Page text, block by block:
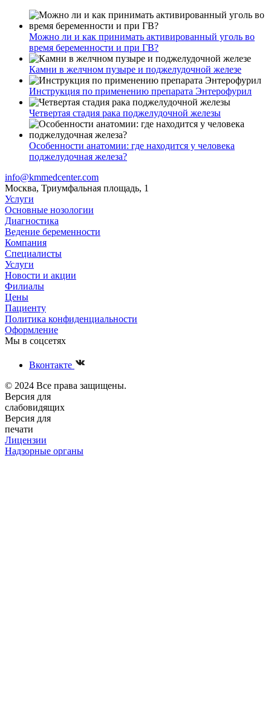
Можно ли и как принимать активированный уголь во
время беременности и при ГВ?
Камни в желчном пузыре и поджелудочной железе
Инструкция по применению препарата Энтерофурил
Четвертая стадия рака поджелудочной железы
Особенности анатомии: где находится у человека
поджелудочная железа?
info@kmmedcenter.com
Москва, Триумфальная площадь, 1
Услуги
Основные нозологии
Диагностика
Ведение беременности
Компания
Специалисты
Услуги
Новости и акции
Филиалы
Цены
Пациенту
Политика конфиденциальности
Оформление
Мы в соцсетях
Вконтакте
© 2024 Все права защищены.
Версия для
слабовидящих
Версия для
печати
Лицензии
Надзорные органы